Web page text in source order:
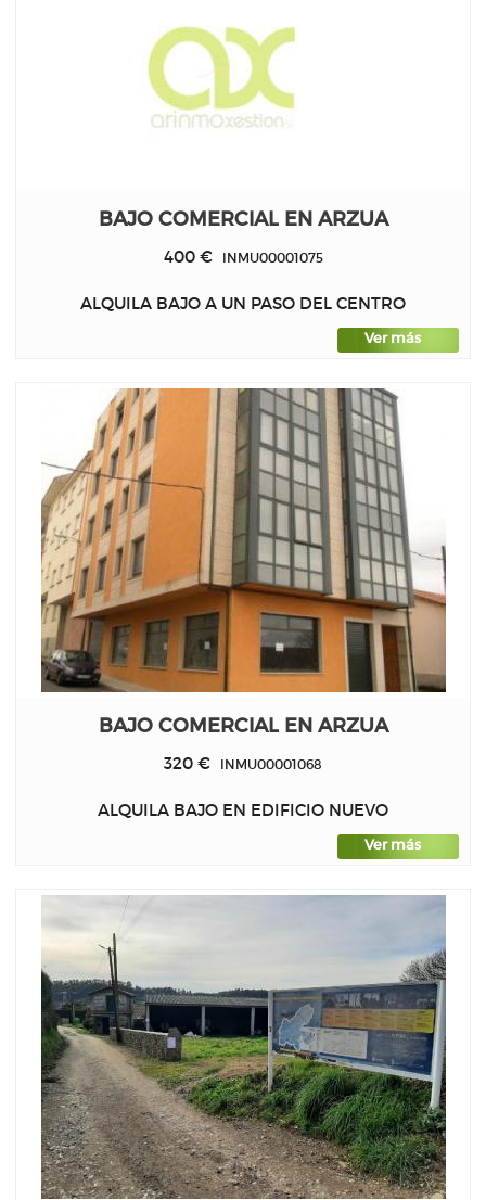
BAJO COMERCIAL EN ARZUA
400 €INMU00001075
ALQUILA BAJO A UN PASO DEL CENTRO
Ver más
BAJO COMERCIAL EN ARZUA
320 € INMU00001068
ALQUILA BAJO EN EDIFICIO NUEVO
Ver más